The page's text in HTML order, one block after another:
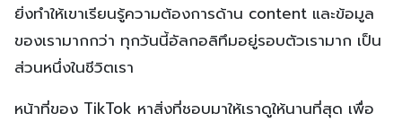
ยิ่งทำให้เขาเรียนรู้ความต้องการด้าน content และข้อมูล
ของเรามากกว่า ทุกวันนี้อัลกอลิทึมอยู่รอบตัวเรามาก เป็น
ส่วนหนึ่งในชีวิตเรา
หน้าที่ของ TikTok หาสิ่งที่ชอบมาให้เราดูให้นานที่สุด เพื่อ